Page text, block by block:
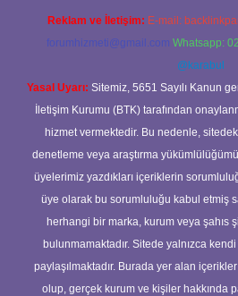
Reklam ve İletişim: E-mail:
forumhizmeti@gmail.com Whatsapp:
@karabul
Yasal Uyarı: Sitemiz, 5651 Sayılı Kanun
İletişim Kurumu (BTK) tarafından
hizmet vermektedir. Bu nedenle,
denetleme veya araştırma
üyelerimiz yazdıkları içeriklerin
üye olarak bu sorumluluğu kabul etmiş
herhangi bir marka, kurum veya şahıs
bulunmamaktadır. Sitede yalnızca kendi
paylaşılmaktadır. Burada yer alan
olup, gerçek kurum ve kişiler hakkında